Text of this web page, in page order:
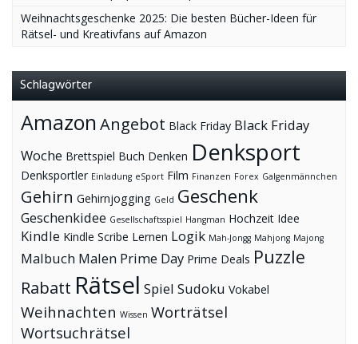
Weihnachtsgeschenke 2025: Die besten Bücher-Ideen für
Rätsel- und Kreativfans auf Amazon
Schlagwörter
AmazonAngebot Black Friday Black Friday
Woche Brettspiel Buch Denken Denksport
Denksportler Einladung eSport Film Finanzen Forex Galgenmännchen
Gehirn Gehirnjogging Geld Geschenk
Geschenkidee Gesellschaftsspiel Hangman Hochzeit Idee
Kindle Kindle Scribe Lernen Logik Mah-Jongg Mahjong Majong
Malbuch Malen Prime Day Prime Deals Puzzle
Rabatt Rätsel Spiel Sudoku Vokabel
Weihnachten Wissen Worträtsel
Wortsuchrätsel